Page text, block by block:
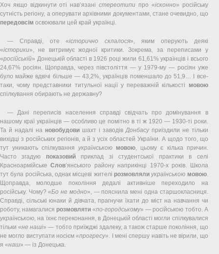
Хоч якщо відкинути оті нав’язаністереотипи про «ісконно» російську
сутність регіону, а оперувати архівними документами, стане очевидно, що
передовсім освоювали цей край українці.
— Справді, оте «історично склалося», яким оперують деякі
«історики», не витримує жодної критики. Зокрема, за переписами у
«російській» Донецькій області в 1926 році жили 61,61% українців і всього
24,67% росіян. Щоправда, через півстоліття — у 1979-му — росіян уже
було майже вдвічі більше — 43,2%, українців поменшало до 51,9… І все-
таки, чому представники титульної нації у переважній кількості мовою
спілкування обирають не державну?
— Дані переписів населення справді свідчать про домінування в
нашому краї українців — особливо це помітно в ті ж 1920 — 1930-ті роки.
Та й надалі на новобудовишахт і заводівДонбасуприїздили не тільки
вихідці з російських регіонів, а й з усіх областей України. А щодо того, що
тут уникають спілкуванняукраїнською мовою, цьому є кілька причин.
Часто згадую показовийприклад зі студентської практики в селі
КрасноармійськеСлов’янського району наприкінці 1970-х років. Школа
тут була російська, однак місцеві жителі розмовляли українською мовою.
Щоправда, молодше покоління дедалі активніше переходило на
російську. Чому? «Бо не модно», — пояснила мені одна старшокласниця.
Справді, сільські юнаки й дівчата, прагнучи їхати до міст на навчання чи
роботу, намагалися розмовляти «по-городському» — російською тобто. А
українською, на їхнє переконання, в Донецькій області могли спілкувалися
тільки «не наші» — тобто приїжджі здалеку, а також старше покоління, що
не могло виступати носієм «прогресу». І мені спершу навіть не вірили, що
я «наш» — із Донецька.